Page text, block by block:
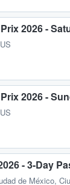
2026 -
2026 -
- 3-Day
de México,